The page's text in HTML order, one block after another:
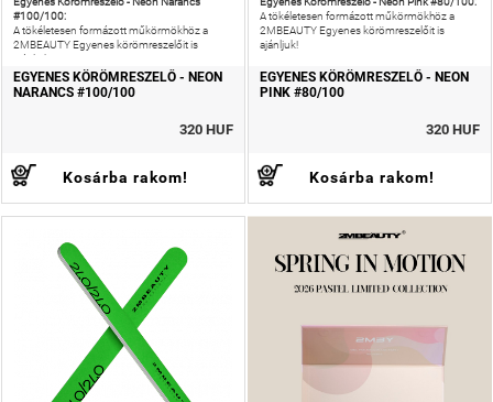
#100/100:
A tökéletesen formázott műkörmökhöz a
2MBEAUTY Egyenes körömreszelőit is
ajánljuk!
EGYENES KÖRÖMRESZELŐ - NEON
NARANCS #100/100
320 HUF
Kosárba rakom!
A tökéletesen formázott műkörmökhöz a
2MBEAUTY Egyenes körömreszelőit is
ajánljuk!
EGYENES KÖRÖMRESZELŐ - NEON
PINK #80/100
320 HUF
Kosárba rakom!